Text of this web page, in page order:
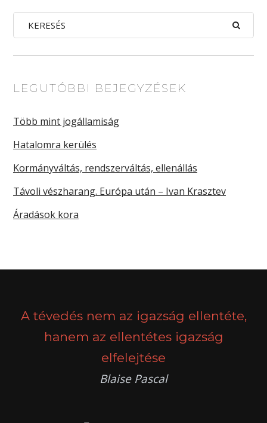
LEGUTÓBBI BEJEGYZÉSEK
Több mint jogállamiság
Hatalomra kerülés
Kormányváltás, rendszerváltás, ellenállás
Távoli vészharang. Európa után – Ivan Krasztev
Áradások kora
A tévedés nem az igazság ellentéte,
hanem az ellentétes igazság
elfelejtése
Blaise Pascal